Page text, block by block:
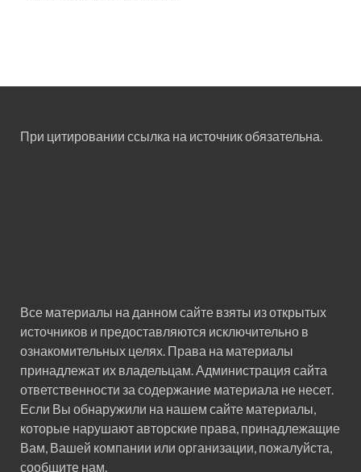
При цитировании ссылка на источник обязательна.
Все материалы на данном сайте взяты из открытых
источников и предоставляются исключительно в
ознакомительных целях. Права на материалы
принадлежат их владельцам. Администрация сайта
ответственности за содержание материала не несет.
Если Вы обнаружили на нашем сайте материалы,
которые нарушают авторские права, принадлежащие
Вам, Вашей компании или организации, пожалуйста,
сообщите нам.